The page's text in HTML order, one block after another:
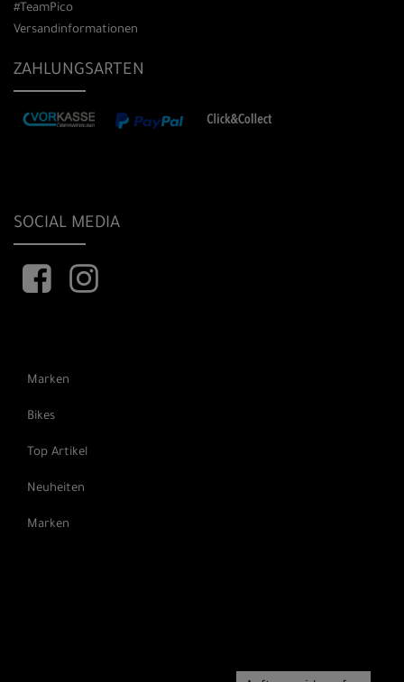
#TeamPico
Versandinformationen
ZAHLUNGSARTEN
SOCIAL MEDIA
Marken
Bikes
Top Artikel
Neuheiten
Marken